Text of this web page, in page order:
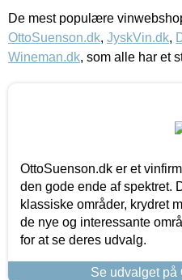
De mest populære
OttoSuenson.dk, JyskVin.dk,
Wineman.dk, som alle har et
OttoSuenson.dk er et
den gode ende af spektret.
klassiske områder, krydret
de nye og interessante
for at se deres udvalg.
Se udvalget på